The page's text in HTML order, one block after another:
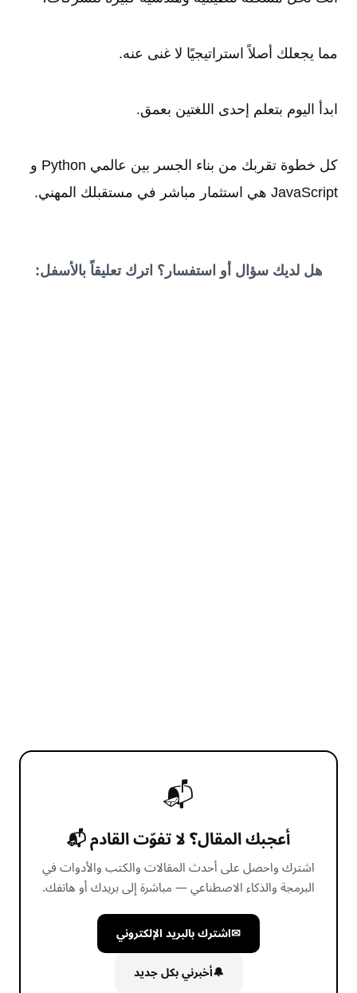
مما يجعلك أصلاً استراتيجيًا لا غنى عنه.
ابدأ اليوم بتعلم إحدى اللغتين بعمق.
كل خطوة تقربك من بناء الجسر بين عالمي Python و
JavaScript هي استثمار مباشر في مستقبلك المهني.
هل لديك سؤال أو استفسار؟ اترك تعليقاً بالأسفل:
📬
أعجبك المقال؟ لا تفوّت القادم 📬
اشترك واحصل على أحدث المقالات والكتب والأدوات في
البرمجة والذكاء الاصطناعي — مباشرة إلى بريدك أو هاتفك.
✉اشترك بالبريد الإلكتروني
🔔أخبرني بكل جديد